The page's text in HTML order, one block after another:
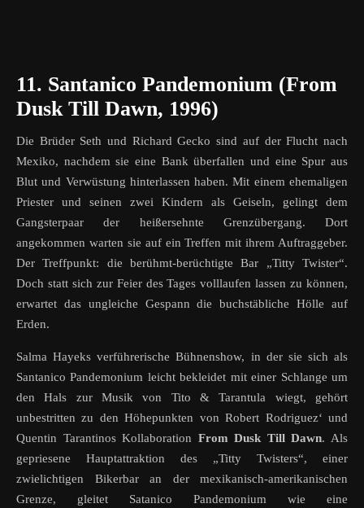
11. Santanico Pandemonium (From
Dusk Till Dawn, 1996)
Die Brüder Seth und Richard Gecko sind auf der Flucht nach
Mexiko, nachdem sie eine Bank überfallen und eine Spur aus
Blut und Verwüstung hinterlassen haben. Mit einem ehemaligen
Priester und seinen zwei Kindern als Geiseln, gelingt dem
Gangsterpaar der heißersehnte Grenzübergang. Dort
angekommen warten sie auf ein Treffen mit ihrem Auftraggeber.
Der Treffpunkt: die berühmt-berüchtigte Bar „Titty Twister“.
Doch statt sich zur Feier des Tages volllaufen lassen zu können,
erwartet das ungleiche Gespann die buchstäbliche Hölle auf
Erden.
Salma Hayeks verführerische Bühnenshow, in der sie sich als
Santanico Pandemonium leicht bekleidet mit einer Schlange um
den Hals zur Musik von Tito & Tarantula wiegt, gehört
unbestritten zu den Höhepunkten von Robert Rodriguez‘ und
Quentin Tarantinos Kollaboration From Dusk Till Dawn. Als
gepriesene Hauptattraktion des „Titty Twisters“, einer
zwielichtigen Bikerbar an der mexikanisch-amerikanischen
Grenze, gleitet Satanico Pandemonium wie eine